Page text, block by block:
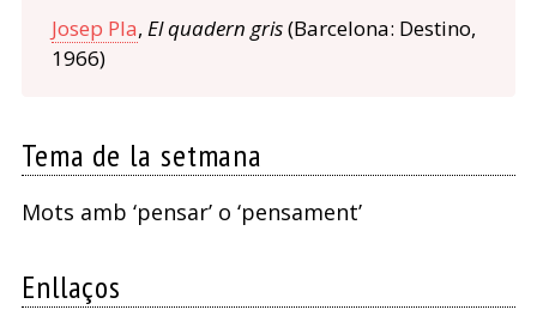
Josep Pla, El quadern gris(Barcelona: Destino,
1966)
Tema de la setmana
Mots amb ‘pensar’ o ‘pensament’
Enllaços